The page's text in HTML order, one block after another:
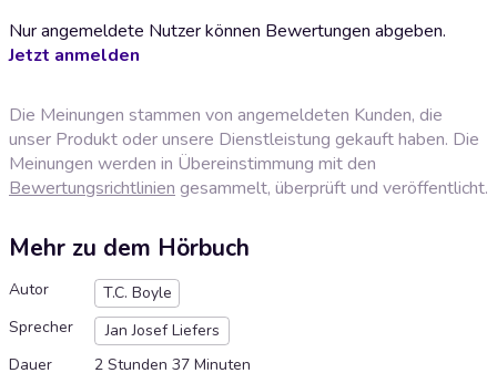
Nur angemeldete Nutzer können Bewertungen abgeben.
Jetzt anmelden
Die Meinungen stammen von angemeldeten Kunden, die
unser Produkt oder unsere Dienstleistung gekauft haben. Die
Meinungen werden in Übereinstimmung mit den
Bewertungsrichtlinien gesammelt, überprüft und veröffentlicht.
Mehr zu dem Hörbuch
Autor
T.C. Boyle
Sprecher
Jan Josef Liefers
Dauer
2 Stunden 37 Minuten